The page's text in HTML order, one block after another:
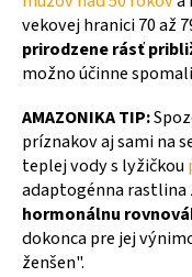
vekovej hranici 70 až
prirodzene rásť
možno účinne
AMAZONIKA TIP:
príznakov aj sami na
teplej vody s lyžičkou
adaptogénna rastlina
hormonálnu
dokonca pre jej
ženšen".